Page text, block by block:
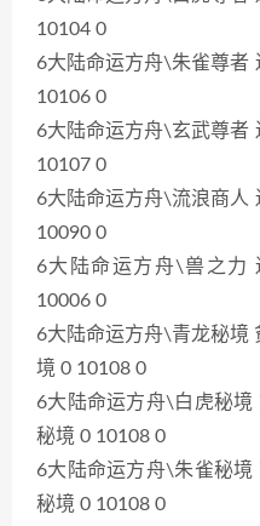
10104 0
6大陆命运方舟\朱雀尊者
10106 0
6大陆命运方舟\玄武尊者
10107 0
6大陆命运方舟\流浪商人
10090 0
6大陆命运方舟\兽之力
10006 0
6大陆命运方舟\青龙秘境
境 0 10108 0
6大陆命运方舟\白虎秘境
秘境 0 10108 0
6大陆命运方舟\朱雀秘境
秘境 0 10108 0